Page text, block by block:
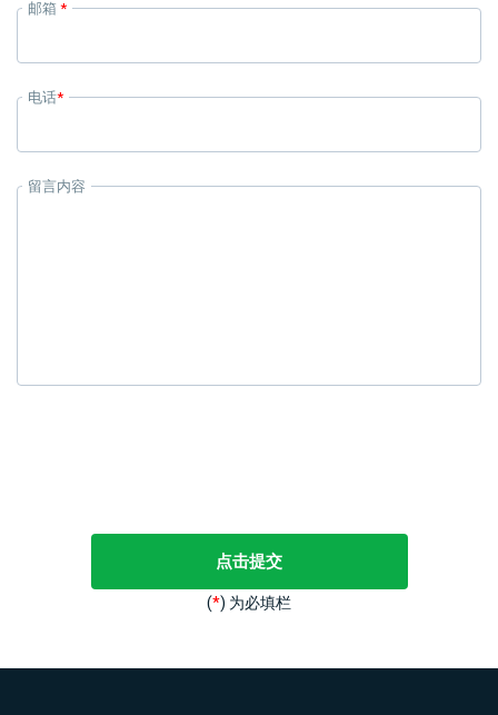
邮箱 *
电话*
留言内容
(*) 为必填栏